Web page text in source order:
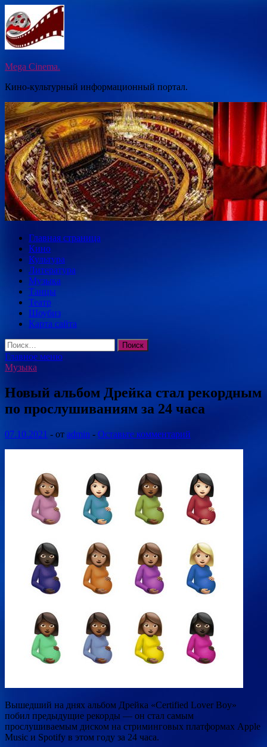
Перейти
к
содержимому
Mega Cinema.
Кино-культурный информационный портал.
Главная страница
Кино
Культура
Литература
Музыка
Танцы
Театр
Шоубиз
Карта сайта
Найти:
Главное меню
Музыка
Новый альбом Дрейка стал рекордным
по прослушиваниям за 24 часа
07.10.2021 - от admin - Оставьте комментарий
Вышедший на днях альбом Дрейка «Certified Lover Boy»
побил предыдущие рекорды — он стал самым
прослушиваемым диском на стриминговых платформах Apple
Music и Spotify в этом году за 24 часа.